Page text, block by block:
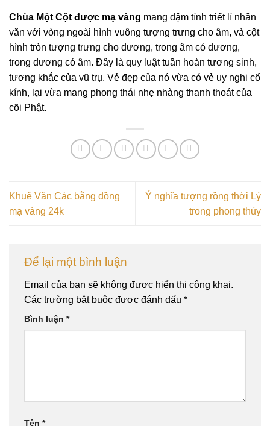
Chùa Một Cột được mạ vàng mang đậm tính triết lí nhân
văn với vòng ngoài hình vuông tượng trưng cho âm, và cột
hình tròn tượng trưng cho dương, trong âm có dương,
trong dương có âm. Đây là quy luật tuần hoàn tương sinh,
tương khắc của vũ trụ. Vẻ đẹp của nó vừa có vẻ uy nghi cổ
kính, lại vừa mang phong thái nhẹ nhàng thanh thoát của
cõi Phật.
Khuê Văn Các bằng đồng
mạ vàng 24k
Ý nghĩa tượng rồng thời Lý
trong phong thủy
Để lại một bình luận
Email của bạn sẽ không được hiển thị công khai.
Các trường bắt buộc được đánh dấu *
Bình luận *
Tên *